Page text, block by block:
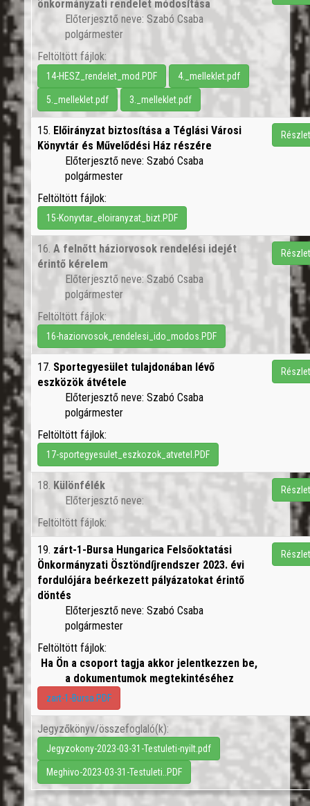
önkormányzati rendelet módosítása
Előterjesztő neve: Szabó Csaba
polgármester
Feltöltött fájlok:
14-HESZ_rendelet_mod.PDF 4._melleklet.pdf
5._melleklet.pdf 3._melleklet.pdf
15. Előirányzat biztosítása a Téglási Városi
Könyvtár és Művelődési Ház részére
Előterjesztő neve: Szabó Csaba
polgármester
Feltöltött fájlok:
15-Konyvtar_eloiranyzat_bizt.PDF
16. A felnőtt háziorvosok rendelési idejét
érintő kérelem
Előterjesztő neve: Szabó Csaba
polgármester
Feltöltött fájlok:
16-haziorvosok_rendelesi_ido_modos.PDF
17. Sportegyesület tulajdonában lévő
eszközök átvétele
Előterjesztő neve: Szabó Csaba
polgármester
Feltöltött fájlok:
17-sportegyesulet_eszkozok_atvetel.PDF
18. Különfélék
Előterjesztő neve:
Feltöltött fájlok:
19. zárt-1-Bursa Hungarica Felsőoktatási
Önkormányzati Ösztöndíjrendszer 2023. évi
fordulójára beérkezett pályázatokat érintő
döntés
Előterjesztő neve: Szabó Csaba
polgármester
Feltöltött fájlok:
Ha Ön a csoport tagja akkor jelentkezzen be,
a dokumentumok megtekintéséhez
zart-1-Bursa.PDF
Jegyzőkönyv/összefoglaló(k):
Jegyzokony-2023-03-31-Testuleti-nyilt.pdf
Meghivo-2023-03-31-Testuleti..PDF